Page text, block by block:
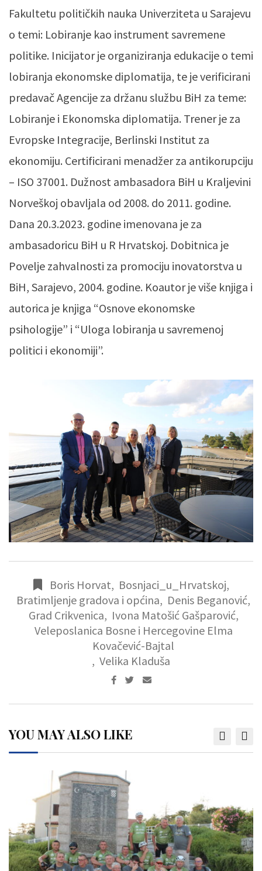
Fakultetu političkih nauka Univerziteta u Sarajevu
o temi: Lobiranje kao instrument savremene
politike. Inicijator je organiziranja edukacije o temi
lobiranja ekonomske diplomatija, te je verificirani
predavač Agencije za držanu službu BiH za teme:
Lobiranje i Ekonomska diplomatija. Trener je za
Evropske Integracije, Berlinski Institut za
ekonomiju. Certificirani menadžer za antikorupciju
– ISO 37001. Dužnost ambasadora BiH u Kraljevini
Norveškoj obavljala od 2008. do 2011. godine.
Dana 20.3.2023. godine imenovana je za
ambasadoricu BiH u R Hrvatskoj. Dobitnica je
Povelje zahvalnosti za promociju inovatorstva u
BiH, Sarajevo, 2004. godine. Koautor je više knjiga i
autorica je knjiga “Osnove ekonomske
psihologije” i “Uloga lobiranja u savremenoj
politici i ekonomiji”.
Boris Horvat, Bosnjaci_u_Hrvatskoj,
Bratimljenje gradova i općina, Denis Beganović,
Grad Crikvenica, Ivona Matošić Gašparović,
Veleposlanica Bosne i Hercegovine Elma
Kovačević-Bajtal
, Velika Kladuša
YOU MAY ALSO LIKE